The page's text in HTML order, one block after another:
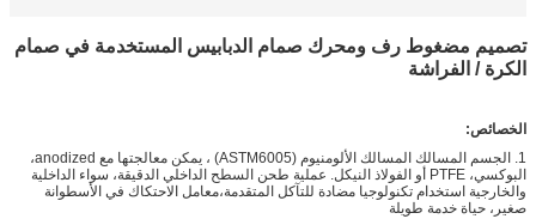
تصميم مضغوط رف ومحرك صمام الدبابيس المستخدمة في صمام
الكرة / الفراشة
الخصائص:
1. الجسم المسالك المسالك الألومنيوم (ASTM6005) ، يمكن معالجتها مع anodized،
البوكسي، PTFE أو الفولاذ النيكل. عملية طحن السطح الداخلي الدقيقة، سواء الداخلية
والخارجية استخدام تكنولوجيا مضادة للتآكل المتقدمة،معامل الاحتكاك في الأسطوانة
صغير، حياة خدمة طويلة